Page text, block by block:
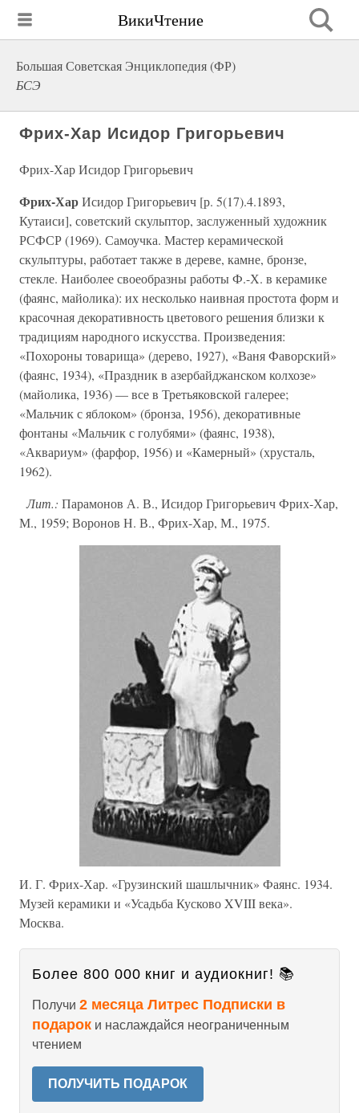
ВикиЧтение
Большая Советская Энциклопедия (ФР)
БСЭ
Фрих-Хар Исидор Григорьевич
Фрих-Хар Исидор Григорьевич
Фрих-ХарИсидор Григорьевич [р. 5(17).4.1893,
Кутаиси], советский скульптор, заслуженный художник
РСФСР (1969). Самоучка. Мастер керамической
скульптуры, работает также в дереве, камне, бронзе,
стекле. Наиболее своеобразны работы Ф.-Х. в керамике
(фаянс, майолика): их несколько наивная простота форм и
красочная декоративность цветового решения близки к
традициям народного искусства. Произведения:
«Похороны товарища» (дерево, 1927), «Ваня Фаворский»
(фаянс, 1934), «Праздник в азербайджанском колхозе»
(майолика, 1936) — все в Третьяковской галерее;
«Мальчик с яблоком» (бронза, 1956), декоративные
фонтаны «Мальчик с голубями» (фаянс, 1938),
«Аквариум» (фарфор, 1956) и «Камерный» (хрусталь,
1962).
Лит.: Парамонов А. В., Исидор Григорьевич Фрих-Хар,
М., 1959; Воронов Н. В., Фрих-Хар, М., 1975.
И. Г. Фрих-Хар. «Грузинский шашлычник» Фаянс. 1934.
Музей керамики и «Усадьба Кусково XVIII века».
Москва.
Более 800 000 книг и аудиокниг! 📚
Получи 2 месяца Литрес Подписки в
подарок и наслаждайся неограниченным
чтением
ПОЛУЧИТЬ ПОДАРОК